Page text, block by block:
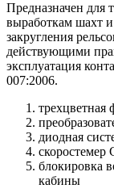
Предназначен для
выработкам шахт
закругления
действующими
эксплуатация
007:2006.
трехцветная
диодная
скоростемер
блокировка
кабины